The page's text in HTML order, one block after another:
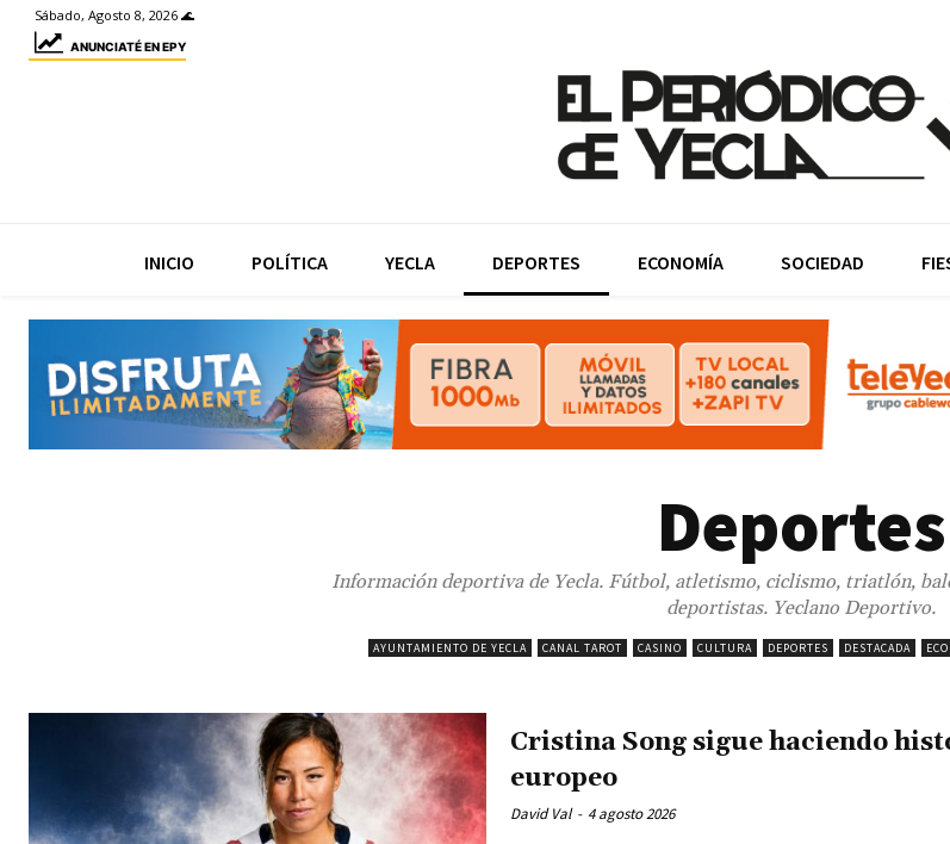
Sábado, Agosto 8, 2026 🌊
ANUNCIATÉ EN EPY
INICIO POLÍTICA YECLA DEPORTES ECONOMÍA SOCIEDAD
Deportes
Información deportiva de Yecla. Fútbol, atletismo, ciclismo, triatlón,
deportistas. Yeclano Deportivo.
AYUNTAMIENTO DE YECLA CANAL TAROT CASINO CULTURA DEPORTES DESTACADA
Cristina Song sigue haciendo
europeo
David Val - 4 agosto 2026